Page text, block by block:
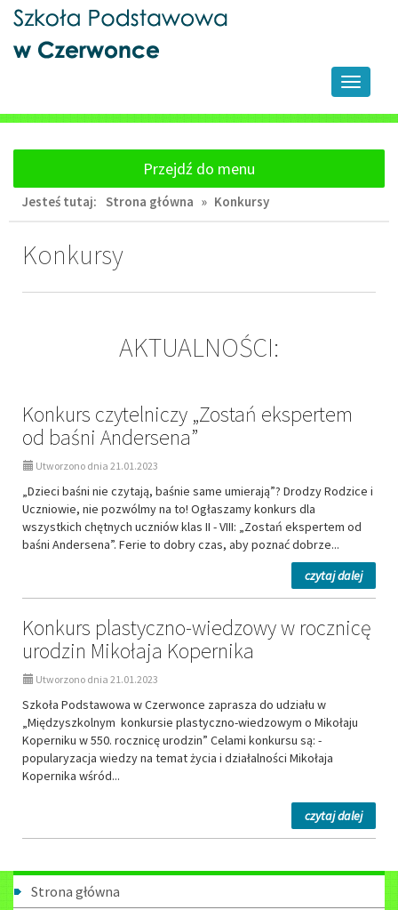
Przejdź
głównej
treści
Przejdź
wyszukiwarki
Przełącz
Przejdź do menu
Jesteś tutaj: Strona główna » Konkursy
Konkursy
AKTUALNOŚCI:
Konkurs czytelniczy „Zostań ekspertem
od baśni Andersena”
Utworzono dnia 21.01.2023
„Dzieci baśni nie czytają, baśnie same umierają”? Drodzy Rodzice i
Uczniowie, nie pozwólmy na to! Ogłaszamy konkurs dla
wszystkich chętnych uczniów klas II - VIII: „Zostań ekspertem od
baśni Andersena”. Ferie to dobry czas, aby poznać dobrze...
czytaj dalejna
temat:
Konkurs plastyczno-wiedzowy w rocznicę
urodzin Mikołaja Kopernika
Utworzono dnia 21.01.2023
Szkoła Podstawowa w Czerwonce zaprasza do udziału w
„Międzyszkolnym konkursie plastyczno-wiedzowym o Mikołaju
Koperniku w 550. rocznicę urodzin” Celami konkursu są: -
popularyzacja wiedzy na temat życia i działalności Mikołaja
Kopernika wśród...
czytaj dalejna
temat:
w
Menu
Strona główna